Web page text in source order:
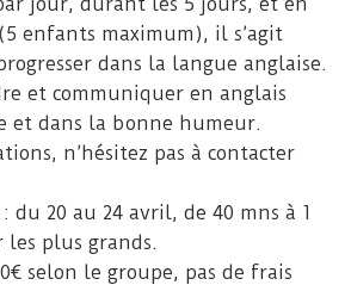
enfants maximum), il s’agit
dans la langue anglaise.
et communiquer en anglais
et dans la bonne humeur.
n’hésitez pas à contacter
du 20 au 24 avril, de 40 mns à 1
plus grands.
selon le groupe, pas de frais